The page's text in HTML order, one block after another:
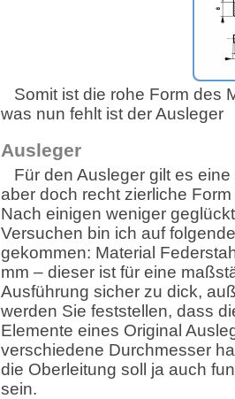
Somit ist die rohe Form des
was nun fehlt ist der Ausleger
Ausleger
Für den Ausleger gilt es
aber doch recht zierliche
Nach einigen weniger
Versuchen bin ich auf
gekommen: Material
mm – dieser ist für eine
Ausführung sicher zu dick,
werden Sie feststellen, dass
Elemente eines Original
verschiedene Durchmesser
die Oberleitung soll ja auch
sein.